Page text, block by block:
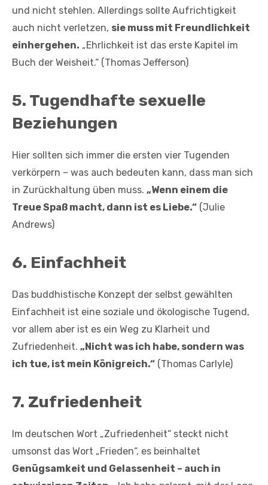
und nicht stehlen. Allerdings sollte Aufrichtigkeit
auch nicht verletzen, sie muss mit Freundlichkeit
einhergehen. „Ehrlichkeit ist das erste Kapitel im
Buch der Weisheit.“ (Thomas Jefferson)
5. Tugendhafte sexuelle
Beziehungen
Hier sollten sich immer die ersten vier Tugenden
verkörpern – was auch bedeuten kann, dass man sich
in Zurückhaltung üben muss. „Wenn einem die
Treue Spaß macht, dann ist es Liebe.“ (Julie
Andrews)
6. Einfachheit
Das buddhistische Konzept der selbst gewählten
Einfachheit ist eine soziale und ökologische Tugend,
vor allem aber ist es ein Weg zu Klarheit und
Zufriedenheit. „Nicht was ich habe, sondern was
ich tue, ist mein Königreich.“ (Thomas Carlyle)
7. Zufriedenheit
Im deutschen Wort „Zufriedenheit“ steckt nicht
umsonst das Wort „Frieden“, es beinhaltet
Genügsamkeit und Gelassenheit – auch in